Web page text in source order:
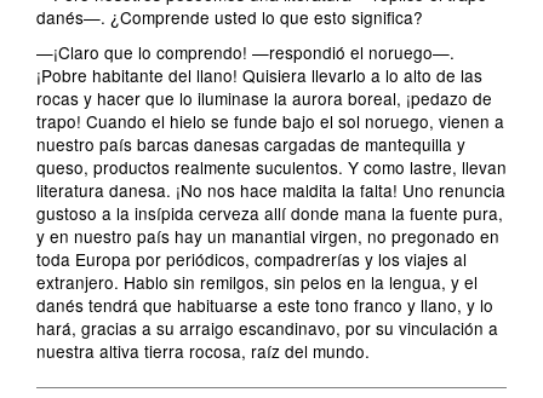
danés—. ¿Comprende usted lo que esto significa?
—¡Claro que lo comprendo! —respondió el noruego—.
¡Pobre habitante del llano! Quisiera llevarlo a lo alto de las
rocas y hacer que lo iluminase la aurora boreal, ¡pedazo de
trapo! Cuando el hielo se funde bajo el sol noruego, vienen a
nuestro país barcas danesas cargadas de mantequilla y
queso, productos realmente suculentos. Y como lastre, llevan
literatura danesa. ¡No nos hace maldita la falta! Uno renuncia
gustoso a la insípida cerveza allí donde mana la fuente pura,
y en nuestro país hay un manantial virgen, no pregonado en
toda Europa por periódicos, compadrerías y los viajes al
extranjero. Hablo sin remilgos, sin pelos en la lengua, y el
danés tendrá que habituarse a este tono franco y llano, y lo
hará, gracias a su arraigo escandinavo, por su vinculación a
nuestra altiva tierra rocosa, raíz del mundo.